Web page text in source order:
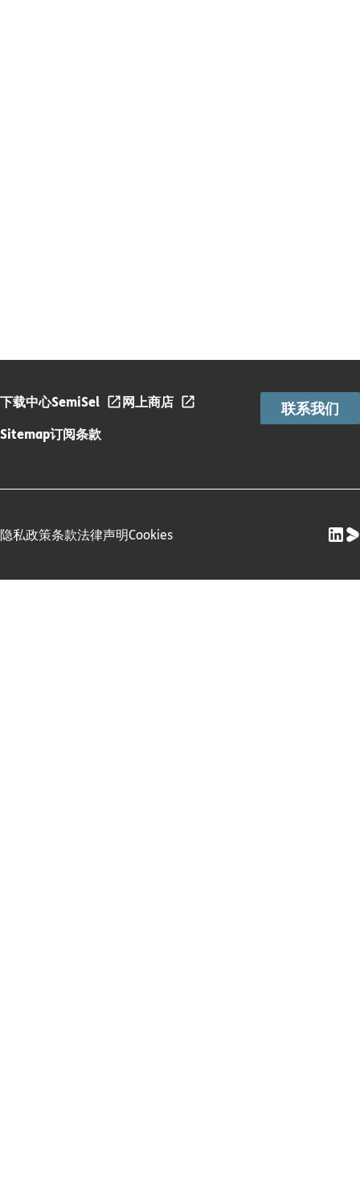
下载中心SemiSel
网上商店
Sitemap订阅条款
联系我们
隐私政策条款法律声明Cookies